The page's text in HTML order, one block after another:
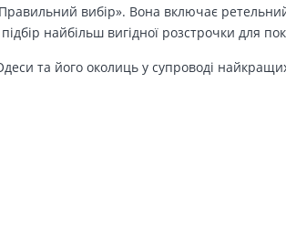
вибір». Вона включає ретельний
найбільш вигідної розстрочки для
та його околиць у супроводі